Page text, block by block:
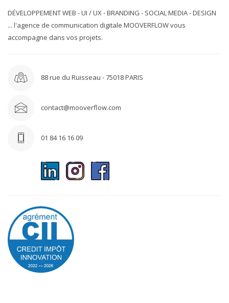
DÉVELOPPEMENT WEB - UI / UX - BRANDING - SOCIAL MEDIA - DESIGN
... l'agence de communication digitale MOOVERFLOW vous
accompagne dans vos projets.
88 rue du Ruisseau - 75018 PARIS
contact@mooverflow.com
01 84 16 16 09